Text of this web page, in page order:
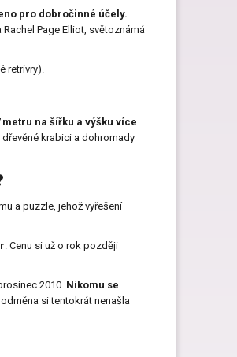
pro dobročinné účely.
Page Elliot, světoznámá
retrívry).
metru na šířku a výšku více
krabici a dohromady
a puzzle, jehož vyřešení
. Cenu si už o rok později
2010. Nikomu se
si tentokrát nenašla